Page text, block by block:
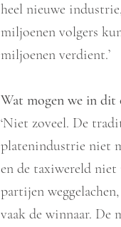
heel nieuwe
miljoenen volgers
miljoenen verdient.’
Wat mogen we in dit
‘Niet zoveel. De
platenindustrie niet
en de taxiwereld niet
partijen
vaak de winnaar. De